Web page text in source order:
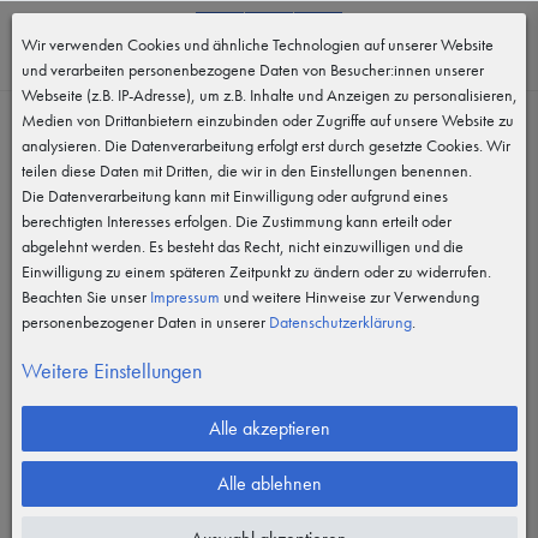
MENÜ
Wir verwenden Cookies und ähnliche Technologien auf unserer Website
und verarbeiten personenbezogene Daten von Besucher:innen unserer
Webseite (z.B. IP-Adresse), um z.B. Inhalte und Anzeigen zu personalisieren,
Medien von Drittanbietern einzubinden oder Zugriffe auf unsere Website zu
analysieren. Die Datenverarbeitung erfolgt erst durch gesetzte Cookies. Wir
teilen diese Daten mit Dritten, die wir in den Einstellungen benennen.
Die Datenverarbeitung kann mit Einwilligung oder aufgrund eines
berechtigten Interesses erfolgen. Die Zustimmung kann erteilt oder
abgelehnt werden. Es besteht das Recht, nicht einzuwilligen und die
Einwilligung zu einem späteren Zeitpunkt zu ändern oder zu widerrufen.
Beachten Sie unser Impressum und weitere Hinweise zur Verwendung
personenbezogener Daten in unserer Daten­schutz­erklärung.
Weitere Einstellungen
Alle akzeptieren
Alle ablehnen